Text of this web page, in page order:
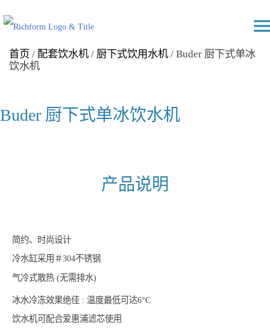
to
content
首页 / 配套饮水机 / 厨下式饮用水机 / Buder 厨下式单冰
饮水机
Buder 厨下式单冰饮水机
产品说明
简约、时尚设计
冷水缸采用＃304不锈钢
气冷式散热 (无需排水)
冰水冷冻效果绝佳 : 温度最低可达6°C
饮水机可配合爱惠浦滤芯使用